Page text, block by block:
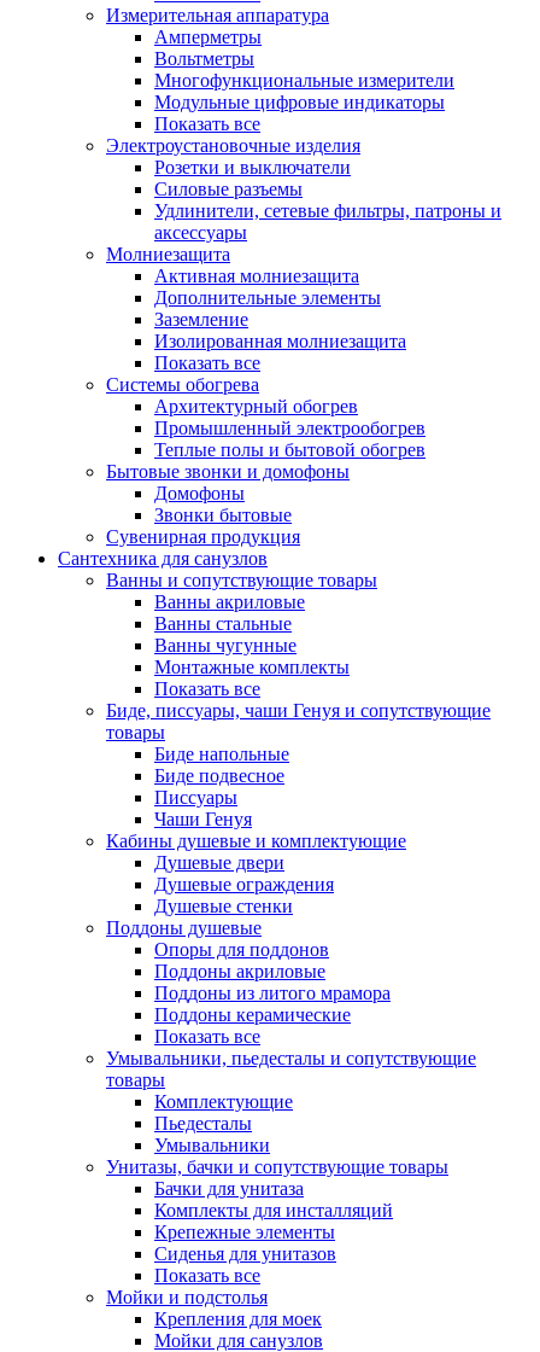
Измерительная аппаратура
Амперметры
Вольтметры
Многофункциональные измерители
Модульные цифровые индикаторы
Показать все
Электроустановочные изделия
Розетки и выключатели
Силовые разъемы
Удлинители, сетевые фильтры, патроны и
аксессуары
Молниезащита
Активная молниезащита
Дополнительные элементы
Заземление
Изолированная молниезащита
Показать все
Системы обогрева
Архитектурный обогрев
Промышленный электрообогрев
Теплые полы и бытовой обогрев
Бытовые звонки и домофоны
Домофоны
Звонки бытовые
Сувенирная продукция
Сантехника для санузлов
Ванны и сопутствующие товары
Ванны акриловые
Ванны стальные
Ванны чугунные
Монтажные комплекты
Показать все
Биде, писсуары, чаши Генуя и сопутствующие
товары
Биде напольные
Биде подвесное
Писсуары
Чаши Генуя
Кабины душевые и комплектующие
Душевые двери
Душевые ограждения
Душевые стенки
Поддоны душевые
Опоры для поддонов
Поддоны акриловые
Поддоны из литого мрамора
Поддоны керамические
Показать все
Умывальники, пьедесталы и сопутствующие
товары
Комплектующие
Пьедесталы
Умывальники
Унитазы, бачки и сопутствующие товары
Бачки для унитаза
Комплекты для инсталляций
Крепежные элементы
Сиденья для унитазов
Показать все
Мойки и подстолья
Крепления для моек
Мойки для санузлов